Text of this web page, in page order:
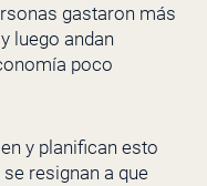
gastaron más
luego andan
poco
y planifican esto
resignan a que